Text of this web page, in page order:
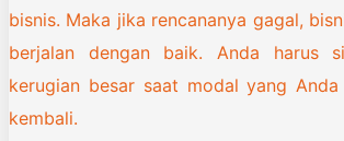
bisnis. Maka jika rencananya gagal,
berjalan dengan baik. Anda harus
kerugian besar saat modal yang
kembali.